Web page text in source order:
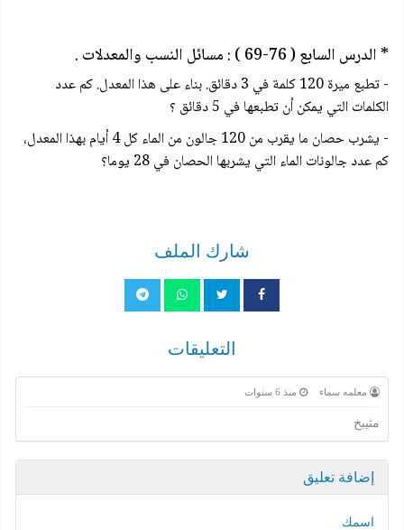
* الدرس السابع ( 76-69 ) : مسائل النسب والمعدلات .
- تطبع ميرة 120 كلمة في 3 دقائق. بناء على هذا المعدل. كم عدد
الكلمات التي يمكن أن تطبعها في 5 دقائق ؟
- يشرب حصان ما يقرب من 120 جالون من الماء كل 4 أيام بهذا المعدل،
كم عدد جالونات الماء التي يشربها الحصان في 28 يوما؟
شارك الملف
التعليقات
معلمه سماء منذ 6 سنوات
مثيبخ
إضافة تعليق
اسمك